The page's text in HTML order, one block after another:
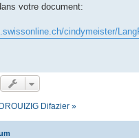
votre document:
cindymeister/
Difazier »